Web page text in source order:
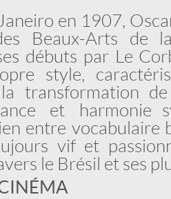
en 1907,
Beaux-Arts de
débuts par Le
style,
transformation de
et harmonie
entre vocabulaire
vif et
le Brésil et ses